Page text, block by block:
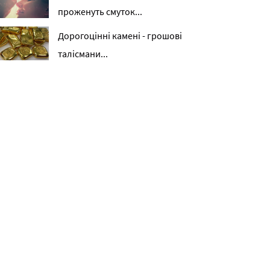
проженуть смуток...
Дорогоцінні камені - грошові
талісмани...